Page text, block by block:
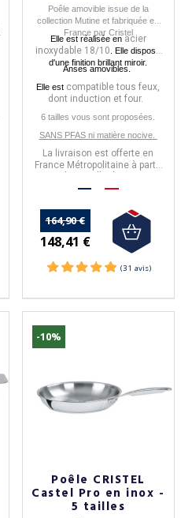
Poêle amovibleissue de la
collection Mutineet fabriquée en
France parCristel
Elle est réalisée enacier
inoxydable 18/10 . Elle dispose
d'une finition brillant miroir.
Anses amovibles.
Elle est compatible tous feux,
dont induction et four.
6 tailles vous sont proposées.
SANS PFAS ni matière nocive.
La livraison est offerte en
France Métropolitaine à partir
de 50€ d'achats.
164,90 €
148,41 €
-10%
Poêle CRISTEL
Castel Pro en inox -
5 tailles